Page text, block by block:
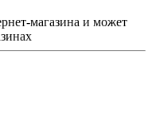
магазина и может